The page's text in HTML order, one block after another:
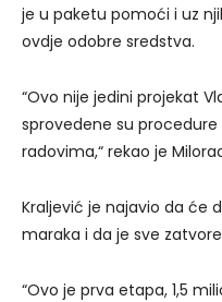
je u paketu pomoći i uz
ovdje odobre sredstva.
“Ovo nije jedini projekat
sprovedene su
radovima,“ rekao je
Kraljević je najavio da će
maraka i da je sve
“Ovo je prva etapa, 1,5